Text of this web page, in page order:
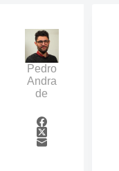
Pedro
Andra
de